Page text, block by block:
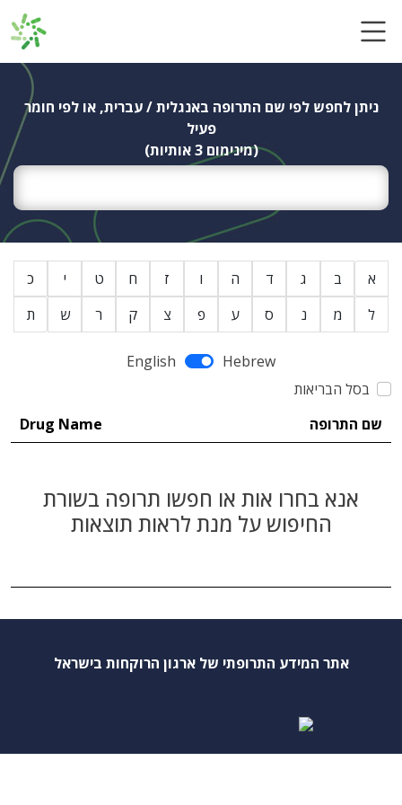
ניתן לחפש לפי שם התרופה באנגלית / עברית, או לפי חומר
פעיל
(מינימום 3 אותיות)
א ב ג ד ה ו ז ח ט י
כ
ל
מ נ ס ע פ צ ק ר ש ת
Hebrew
English
בסל הבריאות
שם התרופה
Drug Name
אנא בחרו אות או חפשו תרופה בשורת
החיפוש על מנת לראות תוצאות
אתר המידע התרופתי של ארגון הרוקחות בישראל